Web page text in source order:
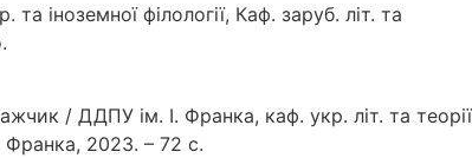
іноземної філології, Каф. заруб. літ. та
/ ДДПУ ім. І. Франка, каф. укр. літ. та теорії
Франка, 2023. – 72 с.